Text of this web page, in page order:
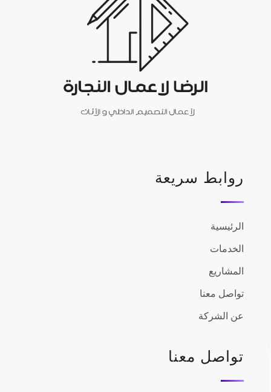
روابط سريعة
الرئيسية
الخدمات
المشاريع
تواصل معنا
عن الشركة
تواصل معنا